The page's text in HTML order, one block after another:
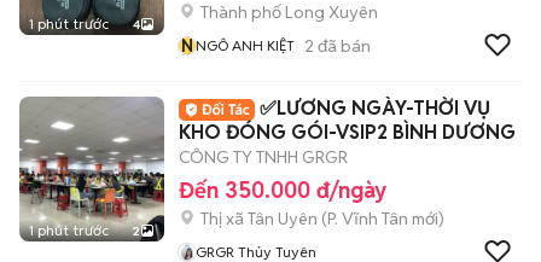
1 phút trước 4
Thành phố Long Xuyên
NNGÔ ANH KIỆT 2 đã bán
1 phút trước 2
✅LƯƠNG NGÀY-THỜI VỤ
KHO ĐÓNG GÓI-VSIP2 BÌNH DƯƠNG
CÔNG TY TNHH GRGR
Đến 350.000 đ/ngày
Thị xã Tân Uyên (P. Vĩnh Tân mới)
GRGR Thủy Tuyên